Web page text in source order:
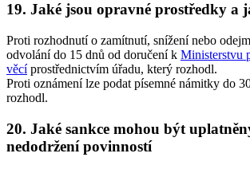
19. Jaké jsou opravné prostředky a
Proti rozhodnutí o zamítnutí, snížení nebo
odvolání do 15 dnů od doručení k Ministerstvu
věcíprostřednictvím úřadu, který rozhodl.
Proti oznámení lze podat písemné námitky do
rozhodl.
20. Jaké sankce mohou být
nedodržení povinností